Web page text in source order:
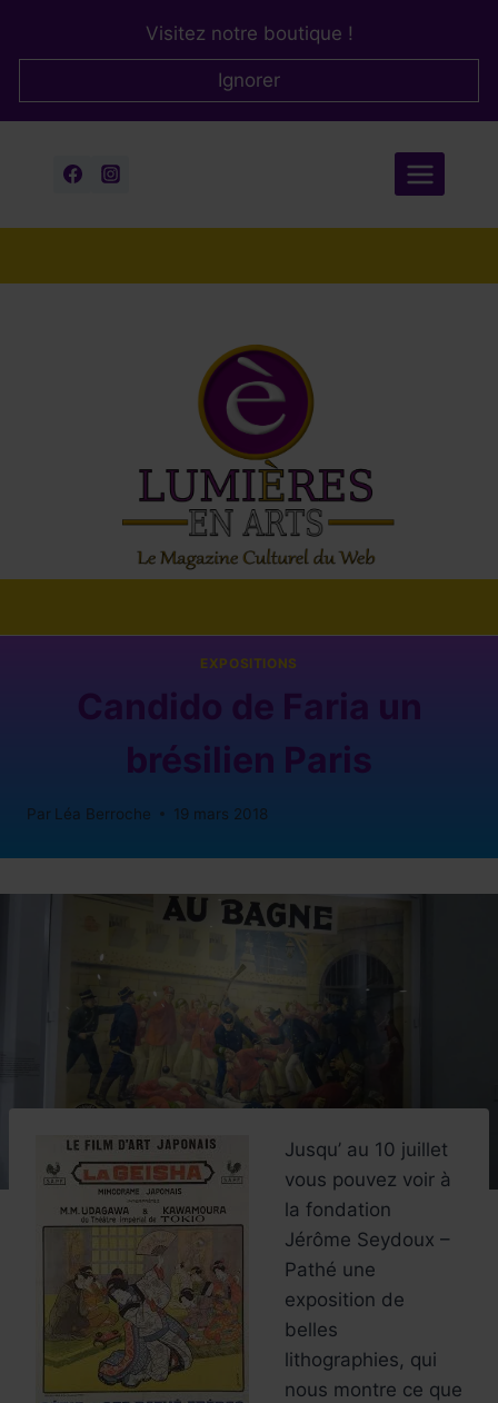
Visitez notre boutique !
Ignorer
EXPOSITIONS
brésilien Paris
Par Léa Berroche 19 mars 2018
Jusqu’ au 10 juillet
vous pouvez voir à
la fondation
Jérôme Seydoux –
Pathé une
exposition de
belles
lithographies, qui
nous montre ce que